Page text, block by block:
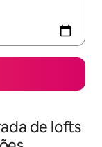
de lofts